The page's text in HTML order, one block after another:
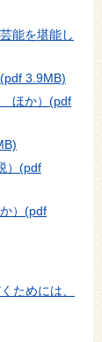
能を堪能し
(pdf 3.9MB)
ほか） (pdf
(pdf
） (pdf
ためには、